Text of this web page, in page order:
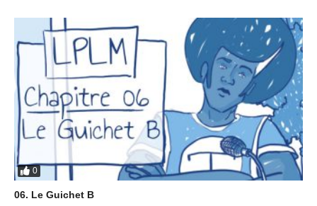
0
06. Le Guichet B